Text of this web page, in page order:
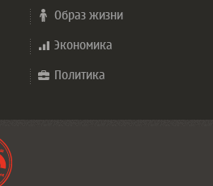
Образ жизни
Экономика
Политика